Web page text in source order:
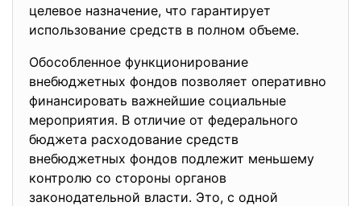
целевое назначение, что гарантирует
использование средств в полном объеме.
Обособленное функционирование
внебюджетных фондов позволяет оперативно
финансировать важнейшие социальные
мероприятия. В отличие от федерального
бюджета расходование средств
внебюджетных фондов подлежит меньшему
контролю со стороны органов
законодательной власти. Это, с одной